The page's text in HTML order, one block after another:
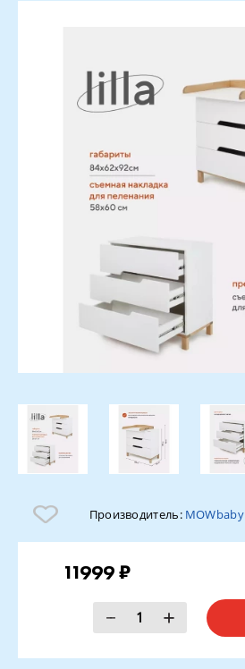
Производитель: MOWbaby
11999 ₽